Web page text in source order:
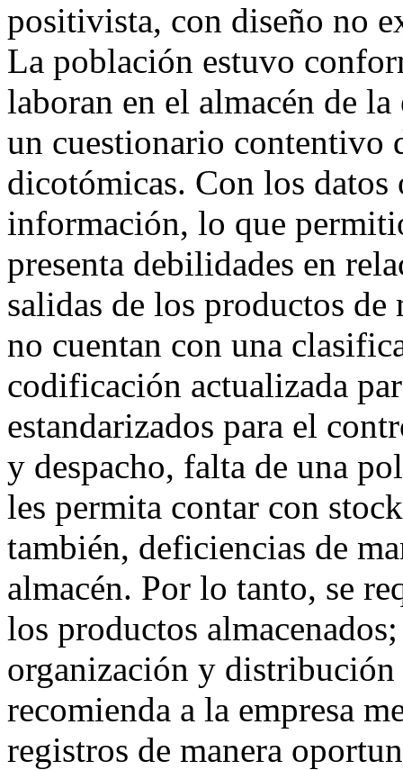
positivista, con diseño no
La población estuvo
laboran en el almacén de
un cuestionario contentivo
dicotómicas. Con los datos
información, lo que
presenta debilidades en
salidas de los productos
no cuentan con una
codificación actualizada
estandarizados para el
y despacho, falta de una
les permita contar con
también, deficiencias de
almacén. Por lo tanto, se
los productos
organización y distribución
recomienda a la empresa
registros de manera